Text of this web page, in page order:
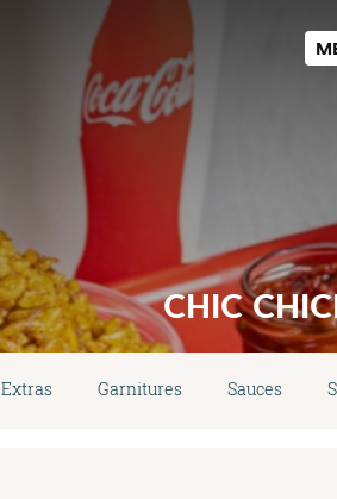
CHIC
Extras Garnitures Sauces